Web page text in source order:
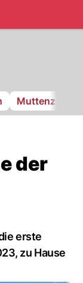
Muttenz
der
erste
zu Hause